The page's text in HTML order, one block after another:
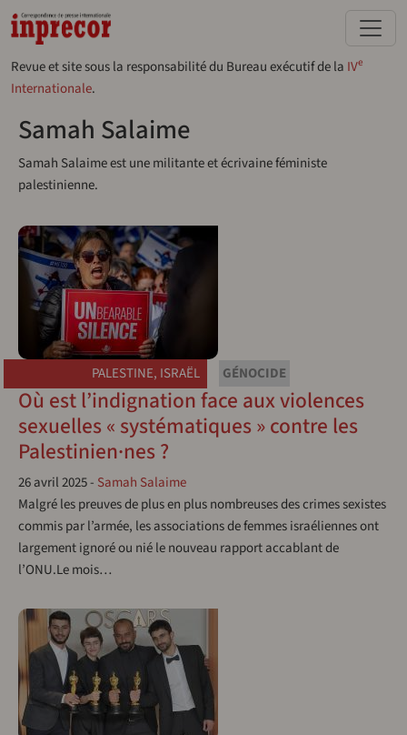
Aller au contenu principal
Revue et site sous la responsabilité du Bureau exécutif de la IVe
Internationale.
Samah Salaime
Samah Salaime est une militante et écrivaine féministe
palestinienne.
PALESTINE, ISRAËL GÉNOCIDE
Où est l’indignation face aux violences
sexuelles « systématiques » contre les
Palestinien·nes ?
26 avril 2025- Samah Salaime
Malgré les preuves de plus en plus nombreuses des crimes sexistes
commis par l’armée, les associations de femmes israéliennes ont
largement ignoré ou nié le nouveau rapport accablant de
l’ONU.Le mois…